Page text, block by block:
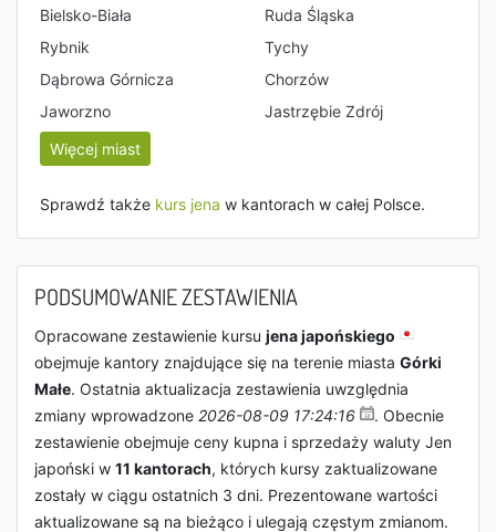
Bielsko-Biała
Ruda Śląska
Rybnik
Tychy
Dąbrowa Górnicza
Chorzów
Jaworzno
Jastrzębie Zdrój
Więcej miast
Sprawdź także kurs jena w kantorach w całej Polsce.
PODSUMOWANIE ZESTAWIENIA
Opracowane zestawienie kursu jena japońskiego
obejmuje kantory znajdujące się na terenie miasta Górki
Małe. Ostatnia aktualizacja zestawienia uwzględnia
zmiany wprowadzone 2026-08-09 17:24:16
. Obecnie
zestawienie obejmuje ceny kupna i sprzedaży waluty Jen
japoński w 11 kantorach, których kursy zaktualizowane
zostały w ciągu ostatnich 3 dni. Prezentowane wartości
aktualizowane są na bieżąco i ulegają częstym zmianom.